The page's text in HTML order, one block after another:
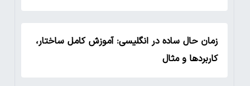
زمان حال ساده در انگلیسی: آموزش کامل ساختار،
کاربردها و مثال